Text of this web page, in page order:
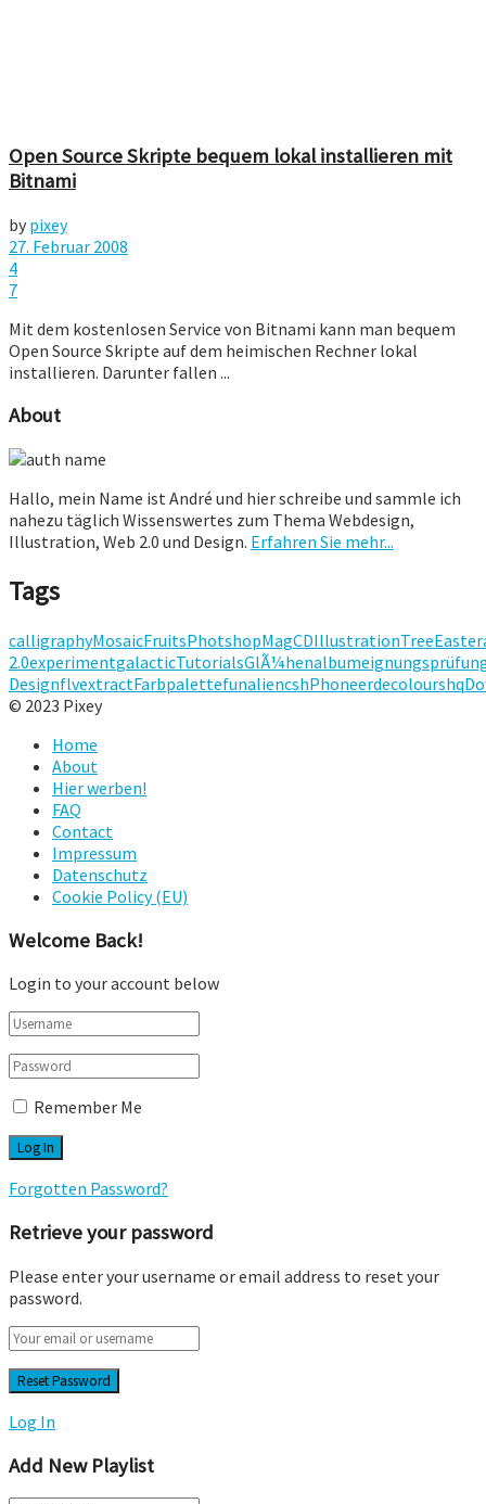
Open Source Skripte bequem lokal installieren mit
Bitnami
by pixey
27. Februar 2008
4
7
Mit dem kostenlosen Service von Bitnami kann man bequem
Open Source Skripte auf dem heimischen Rechner lokal
installieren. Darunter fallen ...
About
Hallo, mein Name ist André und hier schreibe und sammle ich
nahezu täglich Wissenswertes zum Thema Webdesign,
Illustration, Web 2.0 und Design. Erfahren Sie mehr...
Tags
calligraphyMosaicFruitsPhotshopMagCDIllustrationTreeEaster
2.0experimentgalacticTutorialsGlÃ¼henalbum
DesignflvextractFarbpalettefunaliencshPhoneerdecolourshq
© 2023 Pixey
Home
About
Hier werben!
FAQ
Contact
Impressum
Datenschutz
Cookie Policy (EU)
Welcome Back!
Login to your account below
Remember Me
Forgotten Password?
Retrieve your password
Please enter your username or email address to reset your
password.
Log In
Add New Playlist